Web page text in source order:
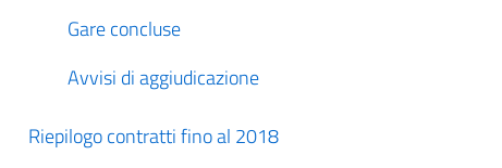
Gare concluse
Avvisi di aggiudicazione
Riepilogo contratti fino al 2018